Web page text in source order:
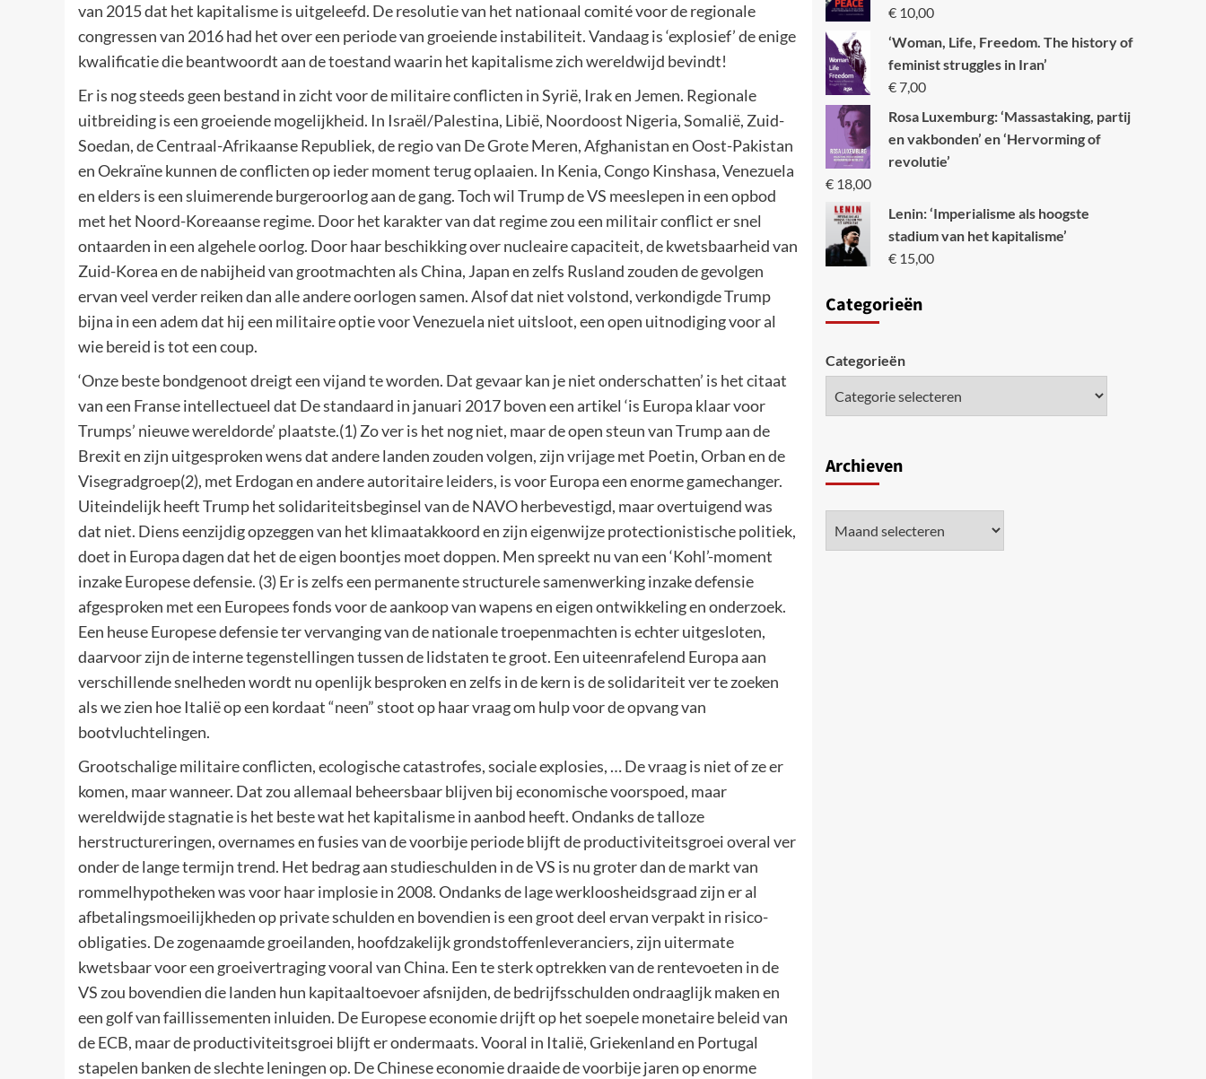
van 2015 dat het kapitalisme is uitgeleefd. De resolutie van het nationaal comité voor de regionale
congressen van 2016 had het over een periode van groeiende instabiliteit. Vandaag is ‘explosief’ de enige
kwalificatie die beantwoordt aan de toestand waarin het kapitalisme zich wereldwijd bevindt!
Er is nog steeds geen bestand in zicht voor de militaire conflicten in Syrië, Irak en Jemen. Regionale
uitbreiding is een groeiende mogelijkheid. In Israël/Palestina, Libië, Noordoost Nigeria, Somalië, Zuid-
Soedan, de Centraal-Afrikaanse Republiek, de regio van De Grote Meren, Afghanistan en Oost-Pakistan
en Oekraïne kunnen de conflicten op ieder moment terug oplaaien. In Kenia, Congo Kinshasa, Venezuela
en elders is een sluimerende burgeroorlog aan de gang. Toch wil Trump de VS meeslepen in een opbod
met het Noord-Koreaanse regime. Door het karakter van dat regime zou een militair conflict er snel
ontaarden in een algehele oorlog. Door haar beschikking over nucleaire capaciteit, de kwetsbaarheid van
Zuid-Korea en de nabijheid van grootmachten als China, Japan en zelfs Rusland zouden de gevolgen
ervan veel verder reiken dan alle andere oorlogen samen. Alsof dat niet volstond, verkondigde Trump
bijna in een adem dat hij een militaire optie voor Venezuela niet uitsloot, een open uitnodiging voor al
wie bereid is tot een coup.
‘Onze beste bondgenoot dreigt een vijand te worden. Dat gevaar kan je niet onderschatten’ is het citaat
van een Franse intellectueel dat De standaard in januari 2017 boven een artikel ‘is Europa klaar voor
Trumps’ nieuwe wereldorde’ plaatste.(1) Zo ver is het nog niet, maar de open steun van Trump aan de
Brexit en zijn uitgesproken wens dat andere landen zouden volgen, zijn vrijage met Poetin, Orban en de
Visegradgroep(2), met Erdogan en andere autoritaire leiders, is voor Europa een enorme gamechanger.
Uiteindelijk heeft Trump het solidariteitsbeginsel van de NAVO herbevestigd, maar overtuigend was
dat niet. Diens eenzijdig opzeggen van het klimaatakkoord en zijn eigenwijze protectionistische politiek,
doet in Europa dagen dat het de eigen boontjes moet doppen. Men spreekt nu van een ‘Kohl’-moment
inzake Europese defensie. (3) Er is zelfs een permanente structurele samenwerking inzake defensie
afgesproken met een Europees fonds voor de aankoop van wapens en eigen ontwikkeling en onderzoek.
Een heuse Europese defensie ter vervanging van de nationale troepenmachten is echter uitgesloten,
daarvoor zijn de interne tegenstellingen tussen de lidstaten te groot. Een uiteenrafelend Europa aan
verschillende snelheden wordt nu openlijk besproken en zelfs in de kern is de solidariteit ver te zoeken
als we zien hoe Italië op een kordaat “neen” stoot op haar vraag om hulp voor de opvang van
bootvluchtelingen.
Grootschalige militaire conflicten, ecologische catastrofes, sociale explosies, … De vraag is niet of ze er
komen, maar wanneer. Dat zou allemaal beheersbaar blijven bij economische voorspoed, maar
wereldwijde stagnatie is het beste wat het kapitalisme in aanbod heeft. Ondanks de talloze
herstructureringen, overnames en fusies van de voorbije periode blijft de productiviteitsgroei overal ver
onder de lange termijn trend. Het bedrag aan studieschulden in de VS is nu groter dan de markt van
rommelhypotheken was voor haar implosie in 2008. Ondanks de lage werkloosheidsgraad zijn er al
afbetalingsmoeilijkheden op private schulden en bovendien is een groot deel ervan verpakt in risico-
obligaties. De zogenaamde groeilanden, hoofdzakelijk grondstoffenleveranciers, zijn uitermate
kwetsbaar voor een groeivertraging vooral van China. Een te sterk optrekken van de rentevoeten in de
VS zou bovendien die landen hun kapitaaltoevoer afsnijden, de bedrijfsschulden ondraaglijk maken en
een golf van faillissementen inluiden. De Europese economie drijft op het soepele monetaire beleid van
de ECB, maar de productiviteitsgroei blijft er ondermaats. Vooral in Italië, Griekenland en Portugal
stapelen banken de slechte leningen op. De Chinese economie draaide de voorbije jaren op enorme
€10,00
‘Woman, Life, Freedom. The history of
feminist struggles in Iran’
€7,00
Rosa Luxemburg: ‘Massastaking, partij
en vakbonden’ en ‘Hervorming of
revolutie’
€18,00
Lenin: ‘Imperialisme als hoogste
stadium van het kapitalisme’
€15,00
Categorieën
Categorieën
Archieven